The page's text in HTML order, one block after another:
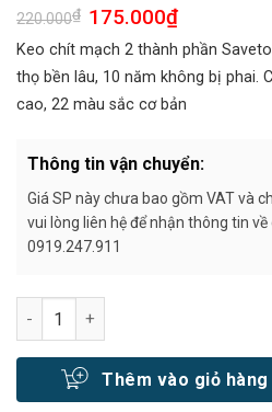
220.000₫ Giá
gốc
là:
220.000₫.
175.000₫Giá
tại
là:
175.000₫.
Keo chít mạch 2 thành phần
thọ bền lâu, 10 năm không bị phai.
cao, 22 màu sắc cơ bản
Thông tin vận chuyển:
Giá SP này chưa bao gồm VAT và
vui lòng liên hệ để nhận thông tin
0919.247.911
Số lượng
Thêm vào giỏ hàng